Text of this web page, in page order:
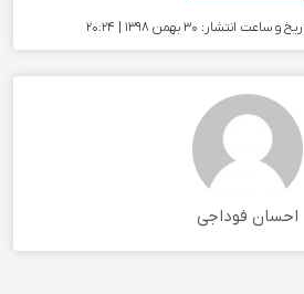
و ساعت انتشار: ۳۰ بهمن ۱۳۹۸ | 20:24
احسان فوداجی